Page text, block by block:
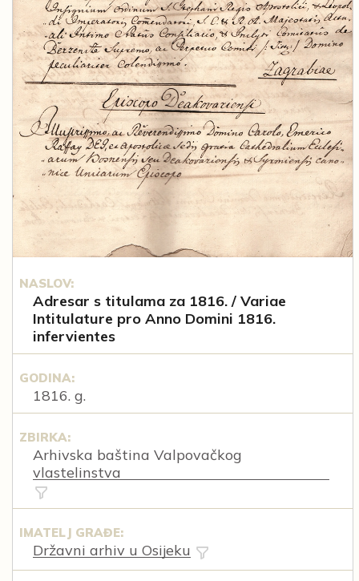
NASLOV:
Adresar s titulama za 1816. / Variae
Intitulature pro Anno Domini 1816.
infervientes
GODINA:
1816. g.
ZBIRKA:
Arhivska baština Valpovačkog
vlastelinstva
IMATELJ GRAĐE:
Državni arhiv u Osijeku